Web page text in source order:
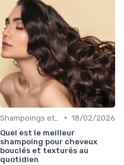
• 18/02/2026
Quel est le meilleur
shampoing pour cheveux
bouclés et texturés au
quotidien